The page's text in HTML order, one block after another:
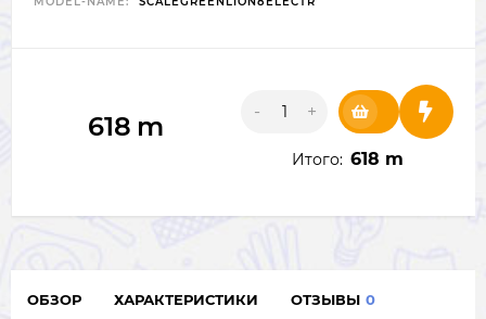
618 m - +
Итого: 618 m
ОБЗОР ХАРАКТЕРИСТИКИ ОТЗЫВЫ 0